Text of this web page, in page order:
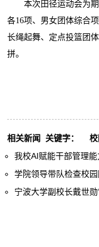
本次田径运动会为
各16项、男女团体综合
长绳起舞、定点投篮团
拼。
相关新闻 关键字：
我校AI赋能干部管理能
学院领导带队检查校
宁波大学副校长戴世勋